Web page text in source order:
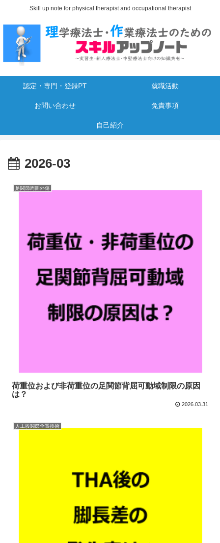
Skill up note for physical therapist and occupational therapist
認定・専門・登録PT 就職活動
お問い合わせ 免責事項
自己紹介
2026-03
足関節周囲外傷
荷重位および非荷重位の足関節背屈可動域制限の原因
は？
2026.03.31
人工股関節全置換術